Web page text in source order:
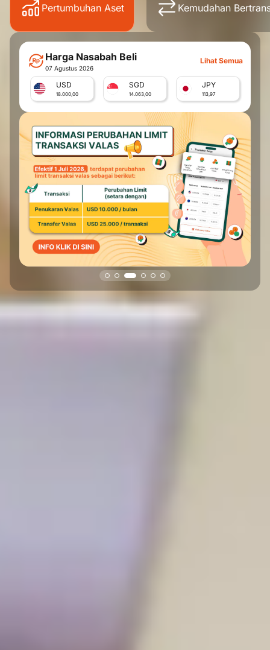
Pertumbuhan Aset Kemudahan
Harga Nasabah Beli
07 Agustus 2026
Lihat Semua
USD
18.000,00
SGD
14.063,00
JPY
113,97